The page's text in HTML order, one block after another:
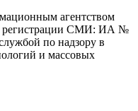
агентством
регистрации СМИ: ИА №
по надзору в
и массовых